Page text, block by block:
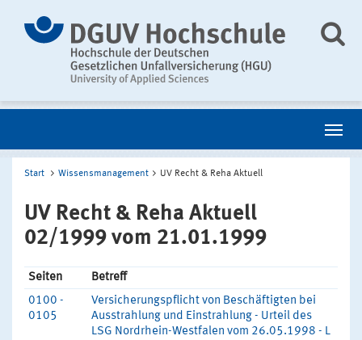
Start Wissensmanagement UV Recht & Reha Aktuell
UV Recht & Reha Aktuell
02/1999 vom 21.01.1999
Seiten
Betreff
0100 -
0105
Versicherungspflicht von Beschäftigten bei
Ausstrahlung und Einstrahlung - Urteil des
LSG Nordrhein-Westfalen vom 26.05.1998 - L